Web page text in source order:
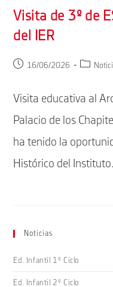
Visita de 3º de
del IER
Publicación
entrada:
16/06/2026
Categoría
entrada:
Visita educativa al
Palacio de los
ha tenido la
Histórico del
Noticias
Ed. Infantil 1º Ciclo
Ed. Infantil 2º Ciclo